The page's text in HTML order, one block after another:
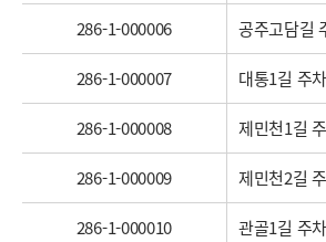
286-1-000006 공주고담길
286-1-000007 대통1길 주
286-1-000008 제민천1길
286-1-000009 제민천2길
286-1-000010 관골1길 주